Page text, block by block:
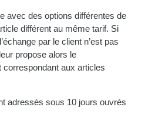
avec des options différentes de
différent au même tarif. Si
par le client n’est pas
propose alors le
aux articles
adressés sous 10 jours ouvrés